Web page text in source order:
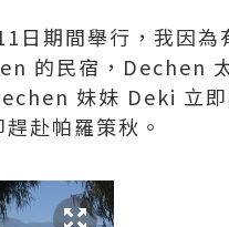
日期間舉行，我因
的民宿，Dechen
妹妹 Deki 立
赴帕羅策秋。